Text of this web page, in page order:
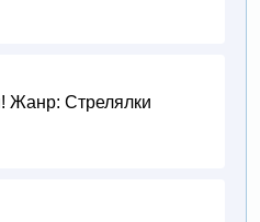
Жанр: Стрелялки